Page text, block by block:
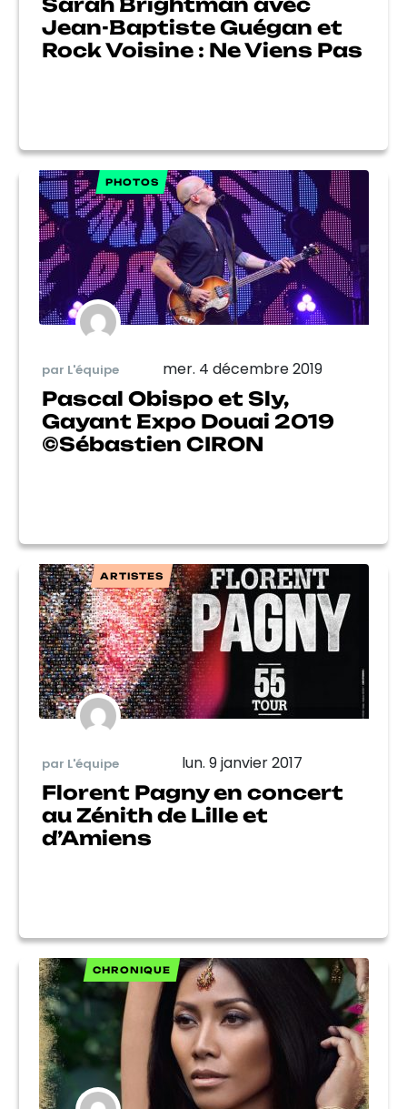
Jean-Baptiste Guégan et
Rock Voisine : Ne Viens Pas
PHOTOS
par L'équipe mer. 4 décembre 2019
Pascal Obispo et Sly,
Gayant Expo Douai 2019
©Sébastien CIRON
ARTISTES
par L'équipe lun. 9 janvier 2017
Florent Pagny en concert
au Zénith de Lille et
d’Amiens
CHRONIQUE